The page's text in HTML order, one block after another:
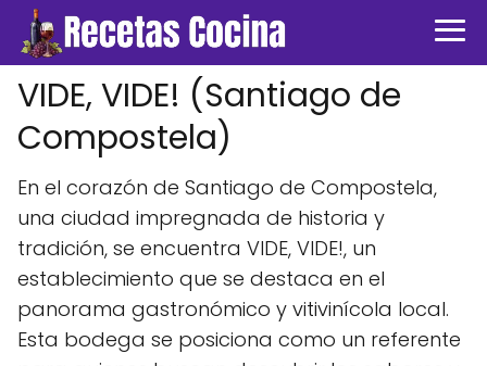
VIDE, VIDE! (Santiago de
Compostela)
En el corazón de Santiago de Compostela,
una ciudad impregnada de historia y
tradición, se encuentra VIDE, VIDE!, un
establecimiento que se destaca en el
panorama gastronómico y vitivinícola local.
Esta bodega se posiciona como un referente